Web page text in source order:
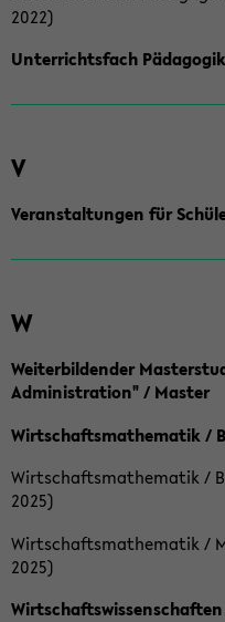
2022)
Unterrichtsfach
V
Veranstaltungen für
W
Weiterbildender
Administration" / Master
Wirtschaftsmathematik /
Wirtschaftsmathematik /
2025)
Wirtschaftsmathematik /
2025)
Wirtschaftswissenschaften